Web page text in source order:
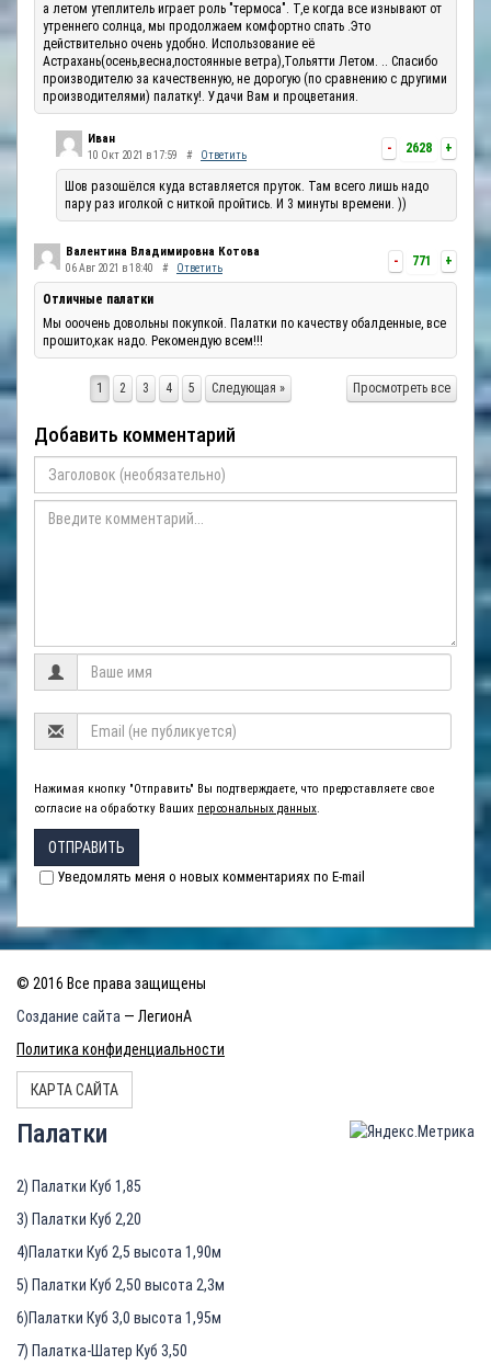
а летом утеплитель играет роль "термоса". Т,е когда все изнывают от
утреннего солнца, мы продолжаем комфортно спать .Это
действительно очень удобно. Использование её
Астрахань(осень,весна,постоянные ветра),Тольятти Летом. .. Спасибо
производителю за качественную, не дорогую (по сравнению с другими
производителями) палатку!. Удачи Вам и процветания.
- 2628 +
Иван
10 Окт 2021 в 17:59 # Ответить
Шов разошёлся куда вставляется пруток. Там всего лишь надо
пару раз иголкой с ниткой пройтись. И 3 минуты времени. ))
- 771 +
Валентина Владимировна Котова
06 Авг 2021 в 18:40 # Ответить
Отличные палатки
Мы ооочень довольны покупкой. Палатки по качеству обалденные, все
прошито,как надо. Рекомендую всем!!!
Просмотреть все
1 2 3 4 5 Следующая »
Добавить комментарий
Нажимая кнопку "Отправить" Вы подтверждаете, что предоставляете свое
согласие на обработку Ваших персональных данных.
ОТПРАВИТЬ
Уведомлять меня о новых комментариях по E-mail
© 2016 Все права защищены
Создание сайта — ЛегионА
Политика конфиденциальности
КАРТА САЙТА
Палатки
2) Палатки Куб 1,85
3) Палатки Куб 2,20
4)Палатки Куб 2,5 высота 1,90м
5) Палатки Куб 2,50 высота 2,3м
6)Палатки Куб 3,0 высота 1,95м
7) Палатка-Шатер Куб 3,50